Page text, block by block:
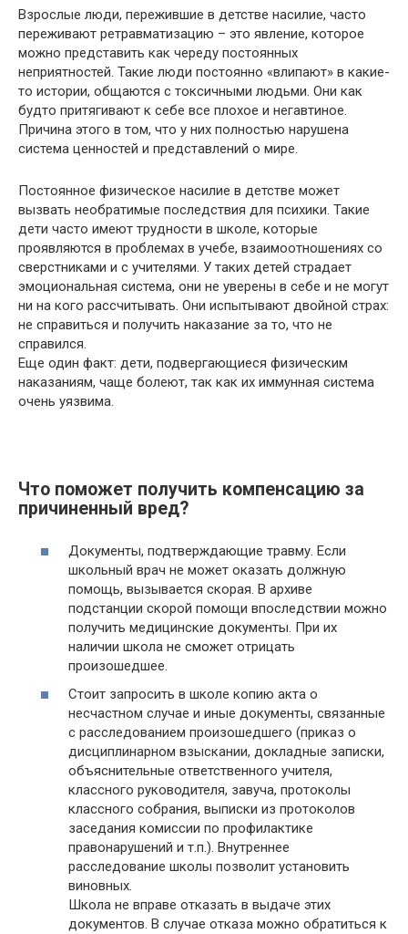
Взрослые люди, пережившие в детстве насилие, часто
переживают ретравматизацию – это явление, которое
можно представить как череду постоянных
неприятностей. Такие люди постоянно «влипают» в какие-
то истории, общаются с токсичными людьми. Они как
будто притягивают к себе все плохое и негавтиное.
Причина этого в том, что у них полностью нарушена
система ценностей и представлений о мире.
Постоянное физическое насилие в детстве может
вызвать необратимые последствия для психики. Такие
дети часто имеют трудности в школе, которые
проявляются в проблемах в учебе, взаимоотношениях со
сверстниками и с учителями. У таких детей страдает
эмоциональная система, они не уверены в себе и не могут
ни на кого рассчитывать. Они испытывают двойной страх:
не справиться и получить наказание за то, что не
справился.
Еще один факт: дети, подвергающиеся физическим
наказаниям, чаще болеют, так как их иммунная система
очень уязвима.
Что поможет получить компенсацию за
причиненный вред?
Документы, подтверждающие травму. Если
школьный врач не может оказать должную
помощь, вызывается скорая. В архиве
подстанции скорой помощи впоследствии можно
получить медицинские документы. При их
наличии школа не сможет отрицать
произошедшее.
Стоит запросить в школе копию акта о
несчастном случае и иные документы, связанные
с расследованием произошедшего (приказ о
дисциплинарном взыскании, докладные записки,
объяснительные ответственного учителя,
классного руководителя, завуча, протоколы
классного собрания, выписки из протоколов
заседания комиссии по профилактике
правонарушений и т.п.). Внутреннее
расследование школы позволит установить
виновных.
Школа не вправе отказать в выдаче этих
документов. В случае отказа можно обратиться к